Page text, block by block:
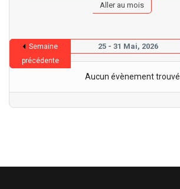
Aller au mois
Semaine
précédente
25 - 31 Mai, 2026
Aucun évènement trouvé